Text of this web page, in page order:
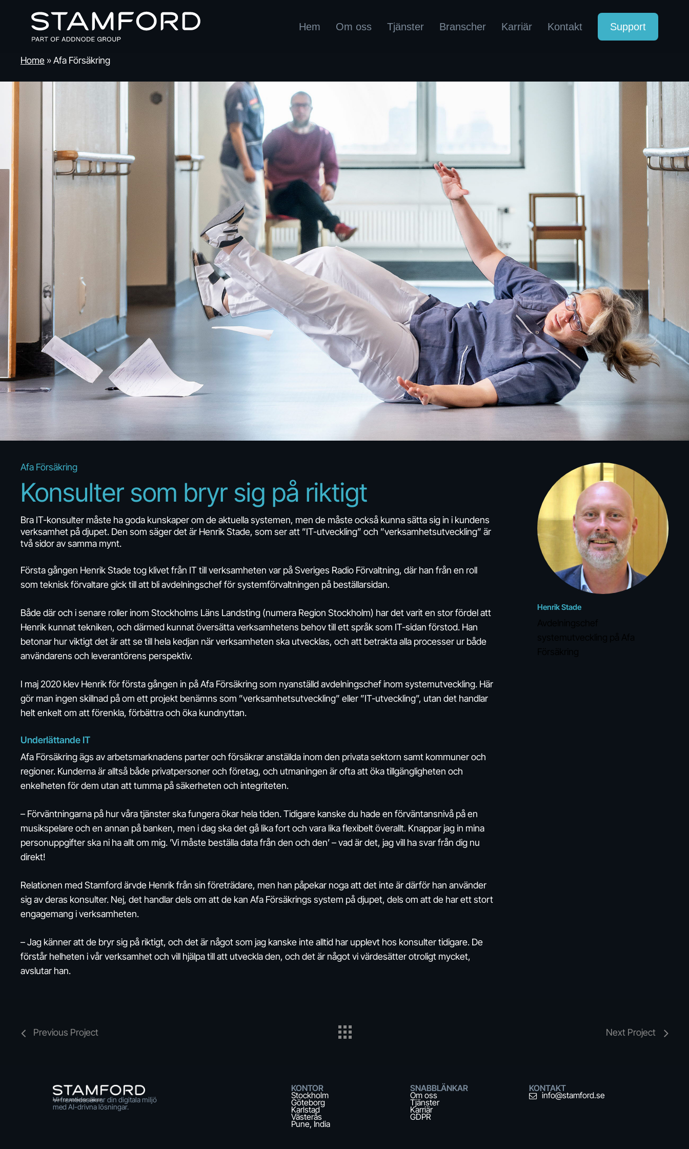
Hem Om oss Tjänster Branscher Karriär Kontakt Support
Home »Afa Försäkring
Afa Försäkring
Konsulter som bryr sig på riktigt
Bra IT-konsulter måste ha goda kunskaper om de aktuella systemen, men de måste också kunna sätta sig in i kundens
verksamhet på djupet. Den som säger det är Henrik Stade, som ser att ”IT-utveckling” och ”verksamhets­­utveckling” är
två sidor av samma mynt.
Första gången Henrik Stade tog klivet från IT till verksamheten var på Sveriges Radio Förvaltning, där han från en roll
som teknisk förvaltare gick till att bli avdelningschef för systemförvaltningen på beställarsidan.
Både där och i senare roller inom Stockholms Läns Landsting (numera Region Stockholm) har det varit en stor fördel att
Henrik kunnat tekniken, och därmed kunnat översätta verksamhetens behov till ett språk som IT-sidan förstod. Han
betonar hur viktigt det är att se till hela kedjan när verksamheten ska utvecklas, och att betrakta alla processer ur både
användarens och leverantörens perspektiv.
I maj 2020 klev Henrik för första gången in på Afa Försäkring som nyanställd avdelningschef inom systemutveckling. Här
gör man ingen skillnad på om ett projekt benämns som ”verksamhetsutveckling” eller ”IT-utveckling”, utan det handlar
helt enkelt om att förenkla, förbättra och öka kundnyttan.
Underlättande IT
Afa Försäkring ägs av arbetsmarknadens parter och försäkrar anställda inom den privata sektorn samt kommuner och
regioner. Kunderna är alltså både privatpersoner och företag, och utmaningen är ofta att öka tillgängligheten och
enkelheten för dem utan att tumma på säkerheten och integriteten.
– Förväntningarna på hur våra tjänster ska fungera ökar hela tiden. Tidigare kanske du hade en förväntansnivå på en
musikspelare och en annan på banken, men i dag ska det gå lika fort och vara lika flexibelt överallt. Knappar jag in mina
personuppgifter ska ni ha allt om mig. ’Vi måste beställa data från den och den’ – vad är det, jag vill ha svar från dig nu
direkt!
Relationen med Stamford ärvde Henrik från sin företrädare, men han påpekar noga att det inte är därför han använder
sig av deras konsulter. Nej, det handlar dels om att de kan Afa Försäkrings system på djupet, dels om att de har ett stort
engagemang i verksamheten.
– Jag känner att de bryr sig på riktigt, och det är något som jag kanske inte alltid har upplevt hos konsulter tidigare. De
förstår helheten i vår verksamhet och vill hjälpa till att utveckla den, och det är något vi värdesätter otroligt mycket,
avslutar han.
Henrik Stade
Previous Project Next Project
Vi framtidssäkrar din digitala miljö
med AI-drivna lösningar.
KONTOR
Stockholm
Göteborg
Karlstad
Västerås
Pune, India
SNABBLÄNKAR
Om oss
Tjänster
Karriär
GDPR
KONTAKT
info@stamford.se